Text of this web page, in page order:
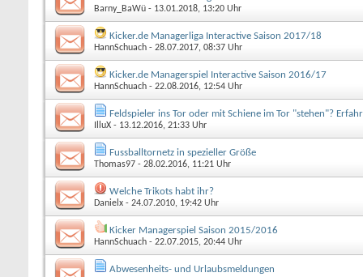
Barny_BaWü - 13.01.2018, 13:20 Uhr
Kicker.de Managerliga Interactive Saison 2017/18
HannSchuach - 28.07.2017, 08:37 Uhr
Kicker.de Managerspiel Interactive Saison 2016/17
HannSchuach - 22.08.2016, 12:54 Uhr
Feldspieler ins Tor oder mit Schiene im Tor "stehen"?
IlluX - 13.12.2016, 21:33 Uhr
Fussballtornetz in spezieller Größe
Thomas97 - 28.02.2016, 11:21 Uhr
Welche Trikots habt ihr?
Danielx - 24.07.2010, 19:42 Uhr
Kicker Managerspiel Saison 2015/2016
HannSchuach - 22.07.2015, 20:44 Uhr
Abwesenheits- und Urlaubsmeldungen